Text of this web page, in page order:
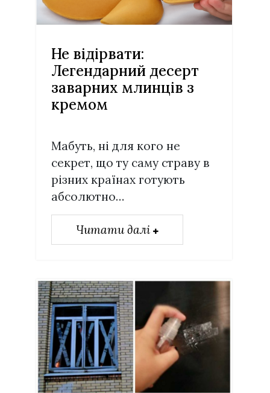
Не відірвати:
Легендарний десерт
заварних млинців з
кремом
Мабуть, ні для кого не
секрет, що ту саму страву в
різних країнах готують
абсолютно…
Читати далі